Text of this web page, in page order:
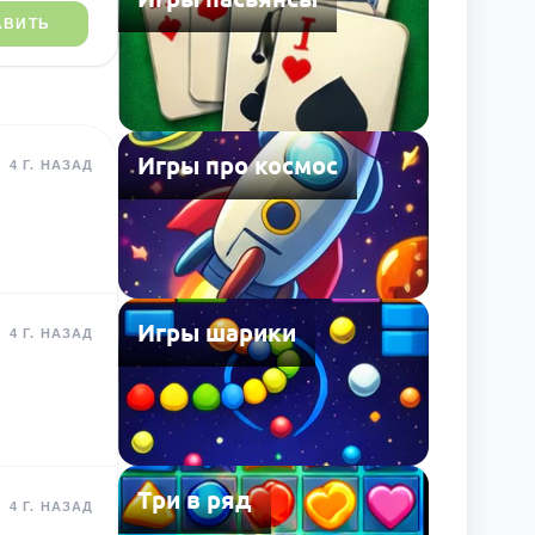
4 Г. НАЗАД
4 Г. НАЗАД
4 Г. НАЗАД
Игры про космос
Игры шарики
Три в ряд